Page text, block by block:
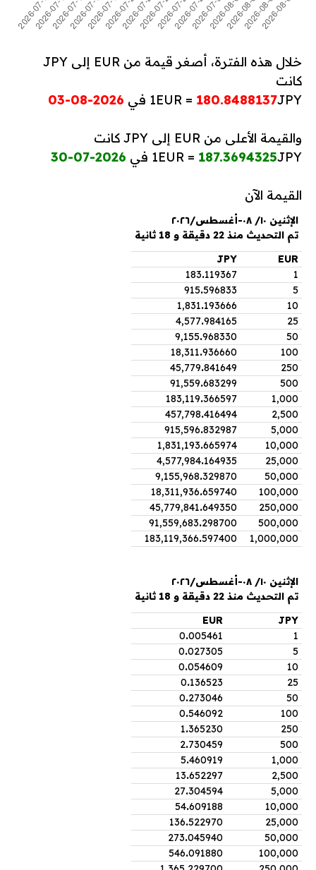
خلال هذه الفترة، أصغر قيمة من EUR إلى JPY
كانت
1EUR = 180.8488137JPY في 2026-08-03
والقيمة الأعلى من EUR إلى JPY كانت
1EUR = 187.3694325JPY في 2026-07-30
القيمة الآن
الإثنين ١٠/ ٠٨-أغسطس/٢٠٢٦
تم التحديث منذ 22 دقيقة و 18 ثانية
EUR
JPY
1
183.119367
5
915.596833
10
1,831.193666
25
4,577.984165
50
9,155.968330
100
18,311.936660
250
45,779.841649
500
91,559.683299
1,000
183,119.366597
2,500
457,798.416494
5,000
915,596.832987
10,000
1,831,193.665974
25,000
4,577,984.164935
50,000
9,155,968.329870
100,000
18,311,936.659740
250,000
45,779,841.649350
500,000
91,559,683.298700
1,000,000
183,119,366.597400
الإثنين ١٠/ ٠٨-أغسطس/٢٠٢٦
تم التحديث منذ 22 دقيقة و 18 ثانية
JPY
EUR
1
0.005461
5
0.027305
10
0.054609
25
0.136523
50
0.273046
100
0.546092
250
1.365230
500
2.730459
1,000
5.460919
2,500
13.652297
5,000
27.304594
10,000
54.609188
25,000
136.522970
50,000
273.045940
100,000
546.091880